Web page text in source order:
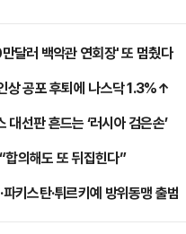
달러 백악관 연회장' 또 멈췄다
상 공포 후퇴에 나스닥 1.3%↑
선판 흔드는 ‘러시아 검은손’
의해도 또 뒤집힌다”
키스탄·튀르키예 방위동맹 출범